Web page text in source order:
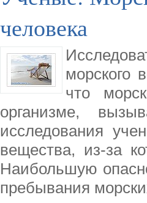
человека
морского
что
организме,
исследования
вещества, из-за
Наибольшую
пребывания